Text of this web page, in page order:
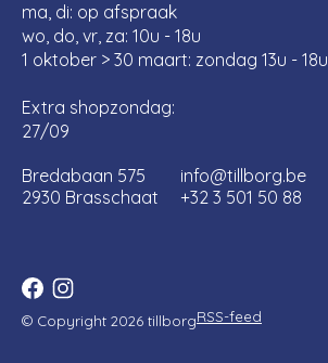
ma, di: op afspraak
wo, do, vr, za: 10u - 18u
1 oktober > 30 maart: zondag 13u - 18u
Extra shopzondag:
27/09
Bredabaan 575
2930 Brasschaat
info@tillborg.be
+32 3 501 50 88
© Copyright 2026 tillborgRSS-feed